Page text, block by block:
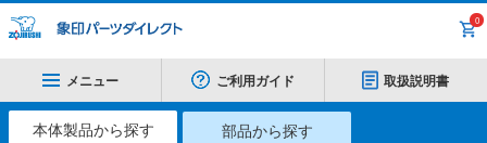
0
メニュー ご利用ガイド 取扱説明書
本体製品から探す 部品から探す